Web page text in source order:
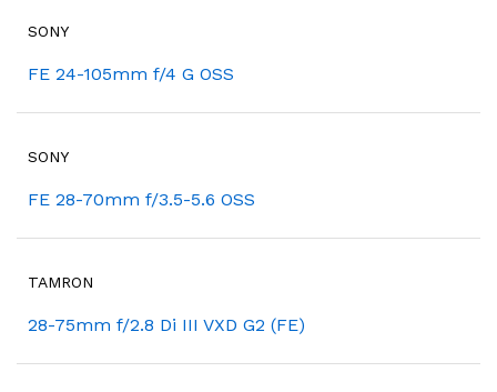
SONY
FE 24-105mm f/4 G OSS
SONY
FE 28-70mm f/3.5-5.6 OSS
TAMRON
28-75mm f/2.8 Di III VXD G2 (FE)